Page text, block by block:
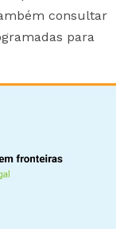
consultar
para